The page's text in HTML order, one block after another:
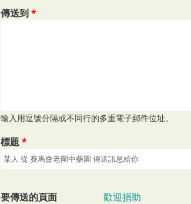
傳送到*
輸入用逗號分隔或不同行的多重電子郵件位址。
標題 *
要傳送的頁面
歡迎捐助